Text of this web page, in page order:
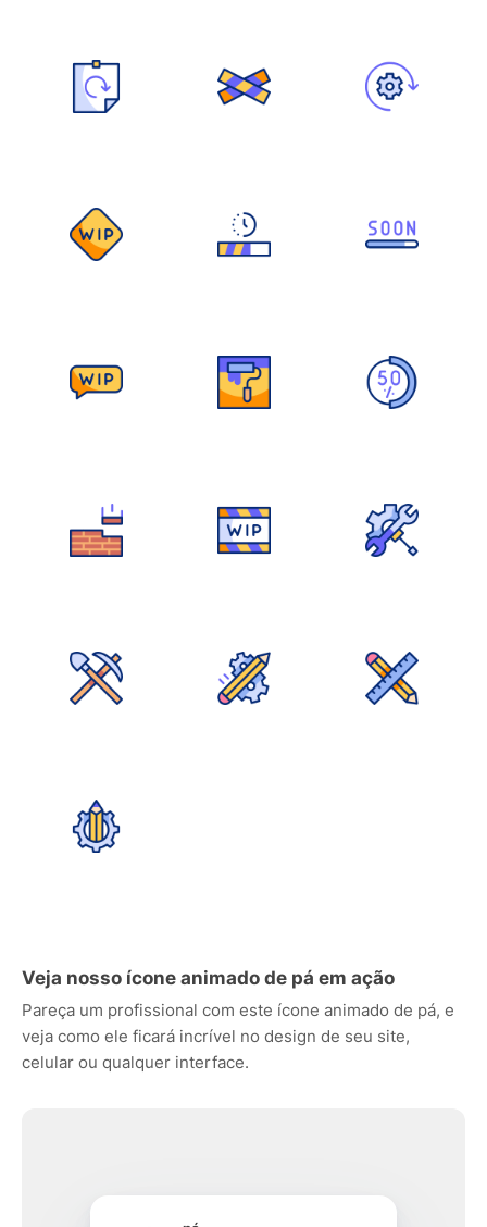
Veja nosso ícone animado de pá em ação
Pareça um profissional com este ícone animado de pá, e
veja como ele ficará incrível no design de seu site,
celular ou qualquer interface.